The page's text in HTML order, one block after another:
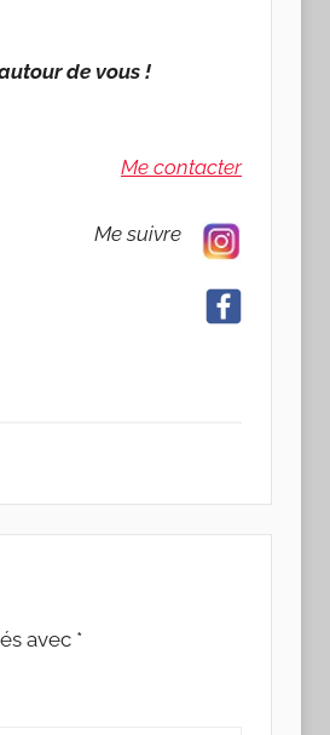
de vous !
Me contacter
Me suivre
avec *